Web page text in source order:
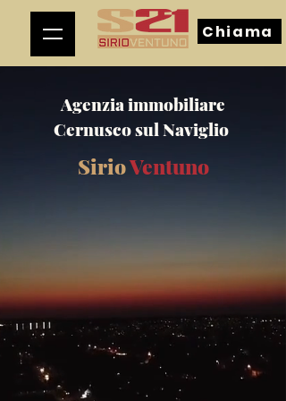
Chiama
Agenzia immobiliare
Cernusco sul Naviglio
SirioVentuno